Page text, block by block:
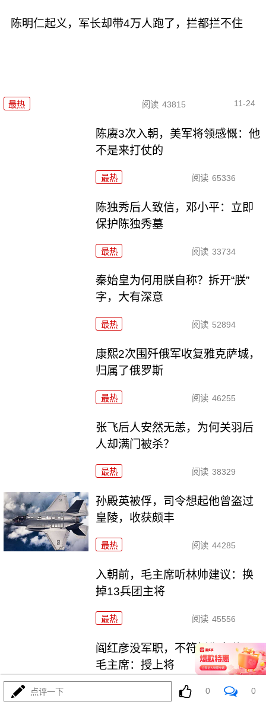
陈明仁起义，军长却带4万人跑了，拦都拦不住
最热 阅读 43815 11-24
陈赓3次入朝，美军将领感慨：他
不是来打仗的
最热 阅读 65336
陈独秀后人致信，邓小平：立即
保护陈独秀墓
最热 阅读 33734
秦始皇为何用朕自称？拆开“朕”
字，大有深意
最热 阅读 52894
康熙2次围歼俄军收复雅克萨城，
归属了俄罗斯
最热 阅读 46255
张飞后人安然无恙，为何关羽后
人却满门被杀？
最热 阅读 38329
孙殿英被俘，司令想起他曾盗过
皇陵，收获颇丰
最热 阅读 44285
入朝前，毛主席听林帅建议：换
掉13兵团主将
最热 阅读 45556
阎红彦没军职，不符授衔条件，
毛主席：授上将
阅读 35738
点评一下 0 0